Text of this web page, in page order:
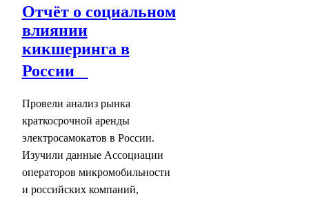
Отчёт о социальном
влиянии
кикшеринга в
России
Провели анализ рынка
краткосрочной аренды
электросамокатов в России.
Изучили данные Ассоциации
операторов микромобильности
и российских компаний,